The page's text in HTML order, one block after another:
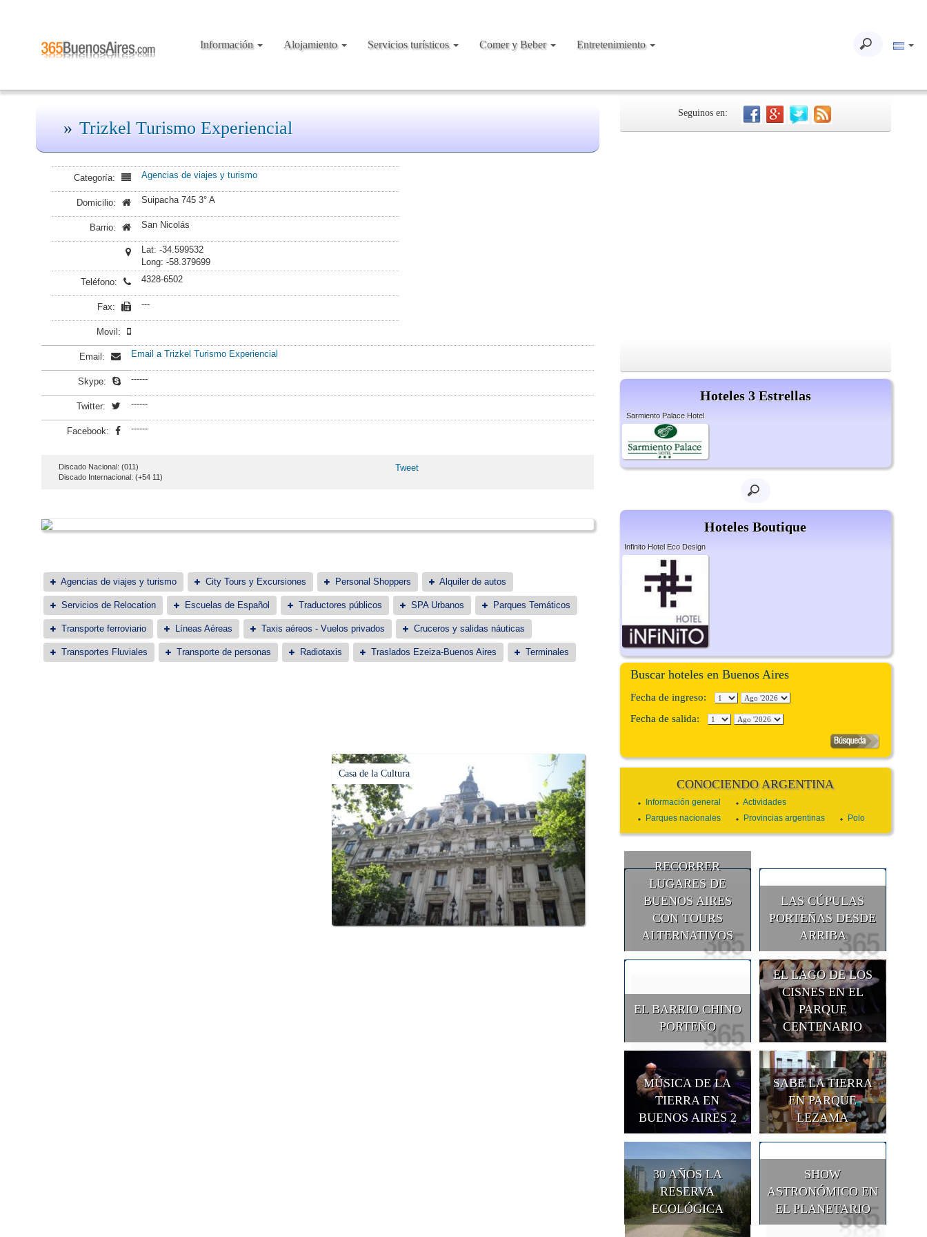
Información Alojamiento Servicios turísticos Comer y Beber Entretenimiento
Trizkel Turismo Experiencial
Categoría: Agencias de viajes y turismo
Domicilio: Suipacha 745 3° A
Barrio: San Nicolás
Lat: -34.599532
Long: -58.379699
Teléfono:
4328-6502
Fax: ---
Movil:
Email: Email a Trizkel Turismo Experiencial
Skype: ------
Twitter: ------
Facebook: ------
Discado Nacional: (011)
Discado Internacional: (+54 11)
Tweet
Agencias de viajes y turismo City Tours y Excursiones Personal Shoppers Alquiler de autos
Servicios de Relocation Escuelas de Español Traductores públicos SPA Urbanos Parques Temáticos
Transporte ferroviario Líneas Aéreas Taxis aéreos - Vuelos privados Cruceros y salidas náuticas
Transportes Fluviales Transporte de personas Radiotaxis Traslados Ezeiza-Buenos Aires Terminales
Casa de la Cultura
Seguinos en:
Hoteles 3 Estrellas
Sarmiento Palace Hotel
Hoteles Boutique
Infinito Hotel Eco Design
Buscar hoteles en Buenos Aires
Fecha de ingreso:
Fecha de salida:
CONOCIENDO ARGENTINA
Información general
Actividades
Parques nacionales
Provincias argentinas Polo
RECORRER
LUGARES DE
BUENOS AIRES
CON TOURS
ALTERNATIVOS
LAS CÚPULAS
PORTEÑAS DESDE
ARRIBA
EL BARRIO CHINO
PORTEÑO
EL LAGO DE LOS
CISNES EN EL
PARQUE
CENTENARIO
MÚSICA DE LA
TIERRA EN
BUENOS AIRES 2
SABE LA TIERRA
EN PARQUE
LEZAMA
30 AÑOS LA
RESERVA
ECOLÓGICA
SHOW
ASTRONÓMICO EN
EL PLANETARIO